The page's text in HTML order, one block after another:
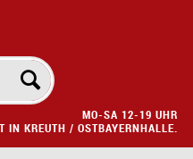
MO-SA 12-19 UHR
IN KREUTH / OSTBAYERNHALLE.